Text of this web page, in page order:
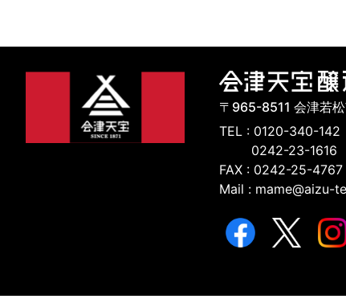
〒965-8511 会津若
TEL : 0120-340-142
0242-23-1616
FAX : 0242-25-4767
Mail : mame@aizu-